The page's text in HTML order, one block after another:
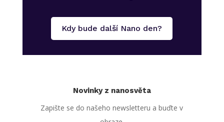
Kdy bude další Nano den?
Novinky z nanosvěta
Zapište se do našeho newsletteru a buďte v